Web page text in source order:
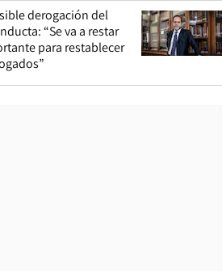
derogación del
“Se va a restar
para restablecer